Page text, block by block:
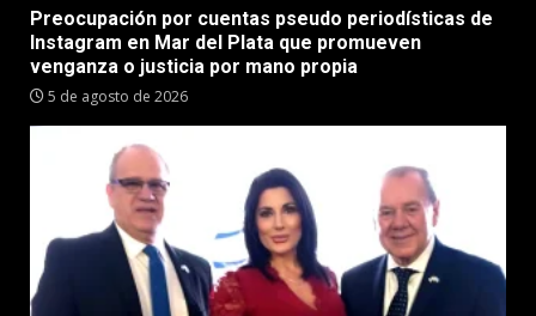
Preocupación por cuentas pseudo periodísticas de
Instagram en Mar del Plata que promueven
venganza o justicia por mano propia
5 de agosto de 2026